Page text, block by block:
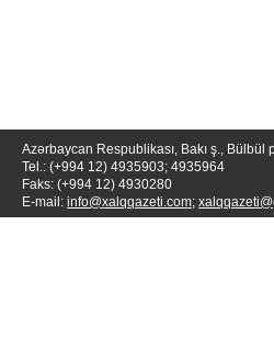
Azərbaycan Respublikası, Bakı ş., Bülbül
Tel.: (+994 12) 4935903; 4935964
Faks: (+994 12) 4930280
E-mail: info@xalqqazeti.com;